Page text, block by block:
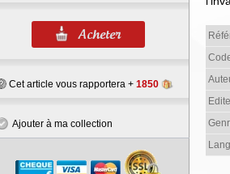
Cet article vous rapportera + 1850
Ajouter à ma collection